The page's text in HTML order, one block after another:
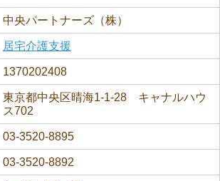
中央パートナーズ（株）
居宅介護支援
1370202408
東京都中央区晴海1-1-28 キャナルハウ
ス702
03-3520-8895
03-3520-8892